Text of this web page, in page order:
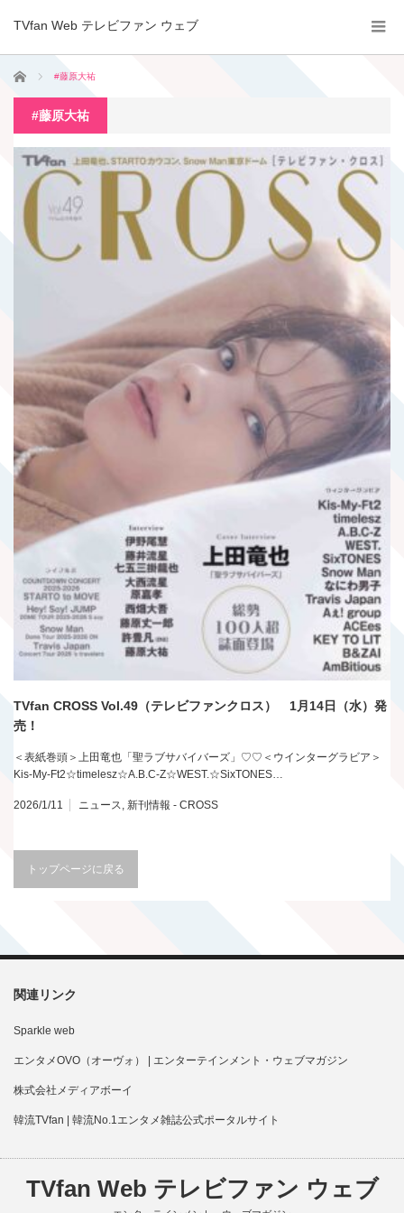
TVfan Web テレビファン ウェブ
ホーム #藤原大祐
#藤原大祐
TVfan CROSS Vol.49（テレビファンクロス） 1月14日（水）発
売！
＜表紙巻頭＞上田竜也「聖ラブサバイバーズ」♡♡＜ウインターグラビア＞
Kis-My-Ft2☆timelesz☆A.B.C-Z☆WEST.☆SixTONES…
2026/1/11 ニュース, 新刊情報 - CROSS
トップページに戻る
関連リンク
Sparkle web
エンタメOVO（オーヴォ） | エンターテインメント・ウェブマガジン
株式会社メディアボーイ
韓流TVfan | 韓流No.1エンタメ雑誌公式ポータルサイト
TVfan Web テレビファン ウェブ